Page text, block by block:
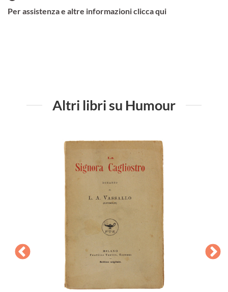
Per assistenza e altre informazioni clicca qui
Altri libri su Humour